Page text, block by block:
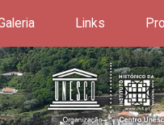
Links